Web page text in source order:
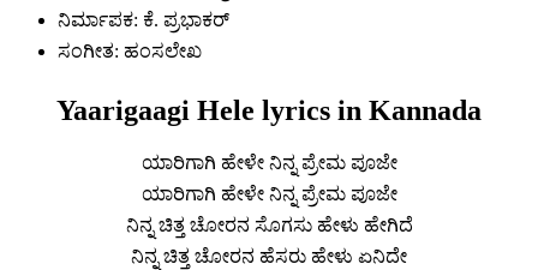
ನಿರ್ಮಾಪಕ: ಕೆ. ಪ್ರಭಾಕರ್
ಸಂಗೀತ: ಹಂಸಲೇಖ
Yaarigaagi Hele lyrics in Kannada
ಯಾರಿಗಾಗಿ ಹೇಳೇ ನಿನ್ನ ಪ್ರೇಮ ಪೂಜೇ
ಯಾರಿಗಾಗಿ ಹೇಳೇ ನಿನ್ನ ಪ್ರೇಮ ಪೂಜೇ
ನಿನ್ನ ಚಿತ್ತ ಚೋರನ ಸೊಗಸು ಹೇಳು ಹೇಗಿದೆ
ನಿನ್ನ ಚಿತ್ತ ಚೋರನ ಹೆಸರು ಹೇಳು ಏನಿದೇ